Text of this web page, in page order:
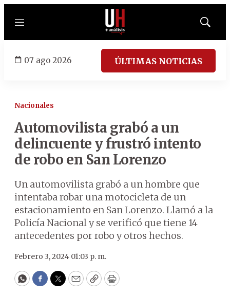
Menú
Mostrar
07 ago 2026 ÚLTIMAS NOTICIAS
Nacionales
Automovilista grabó a un
delincuente y frustró intento
de robo en San Lorenzo
Un automovilista grabó a un hombre que
intentaba robar una motocicleta de un
estacionamiento en San Lorenzo. Llamó a la
Policía Nacional y se verificó que tiene 14
antecedentes por robo y otros hechos.
Febrero 3, 2024 01:03 p. m.
WhatsApp
Facebook
Twitter
EmailCopyPrint